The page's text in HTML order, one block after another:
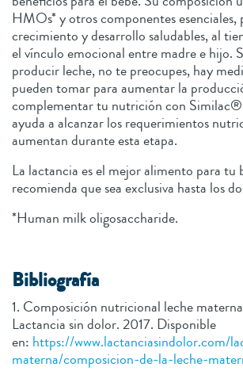
HMOs* y otros componentes esenciales,
crecimiento y desarrollo saludables, al
el vínculo emocional entre madre e hijo.
producir leche, no te preocupes, hay
pueden tomar para aumentar la
complementar tu nutrición con
ayuda a alcanzar los requerimientos
aumentan durante esta etapa.
La lactancia es el mejor alimento para tu
recomienda que sea exclusiva hasta los
*Human milk oligosaccharide.
Bibliografía
1. Composición nutricional leche
Lactancia sin dolor. 2017. Disponible
en: https://www.lactanciasindolor.com/
materna/composicion-de-la-leche-